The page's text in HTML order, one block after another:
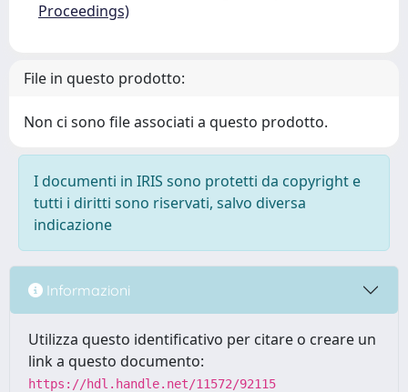
Proceedings)
File in questo prodotto:
Non ci sono file associati a questo prodotto.
I documenti in IRIS sono protetti da copyright e
tutti i diritti sono riservati, salvo diversa
indicazione
Informazioni
Utilizza questo identificativo per citare o creare un
link a questo documento:
https://hdl.handle.net/11572/92115